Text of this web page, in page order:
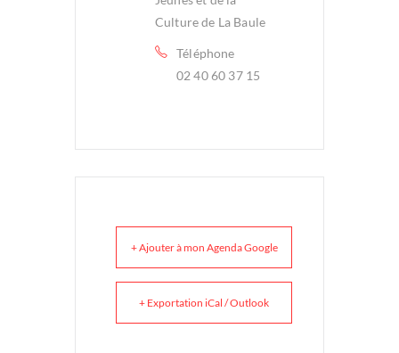
Culture de La Baule
Téléphone
02 40 60 37 15
+ Ajouter à mon Agenda Google
+ Exportation iCal / Outlook